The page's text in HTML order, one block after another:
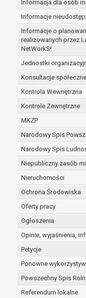
Informacja dla osób
Informacje
Informacje o
realizowanych przez
NetWorkS!
Jednostki
Konsultacje społeczne
Kontrola Wewnętrzna
Kontrole Zewnętrzne
MKZP
Narodowy Spis
Narodowy Spis
Niepubliczny zasób
Nieruchomości
Ochrona Środowiska
Oferty pracy
Ogłoszenia
Opinie, wyjaśnienia,
Petycje
Ponowne
Powszechny Spis
Referendum lokalne
przypadku
danych po
czasu
Ponadto w
dane osobowe
umowy o
beneficjentem
danego
dokumentacji
W związku z
administratora
Pani/Panu:
prawo
RODO;
prawo
w
w